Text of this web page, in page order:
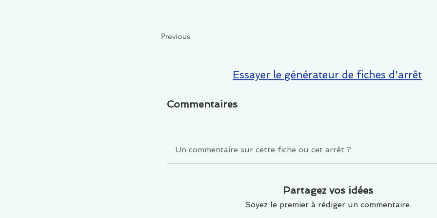
Previous
Essayer le générateur de fiches d'arrêt
Commentaires
Un commentaire sur cette fiche ou cet arrêt ?
Partagez vos idées
Soyez le premier à rédiger un commentaire.